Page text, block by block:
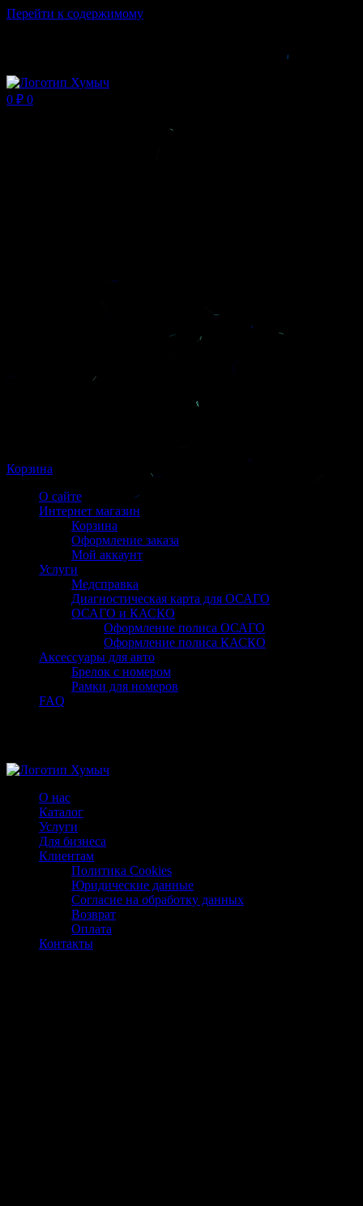
Перейти к содержимому
0 ₽ 0
Корзина
О сайте
Интернет магазин
Корзина
Оформление заказа
Мой аккаунт
Услуги
Медсправка
Диагностическая карта для ОСАГО
ОСАГО и КАСКО
Оформление полиса ОСАГО
Оформление полиса КАСКО
Аксессуары для авто
Брелок с номером
Рамки для номеров
FAQ
О нас
Каталог
Услуги
Для бизнеса
Клиентам
Политика Cookies
Юридические данные
Согласие на обработку данных
Возврат
Оплата
Контакты